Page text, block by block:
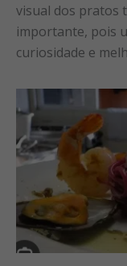
visual dos pratos
importante, pois
curiosidade e